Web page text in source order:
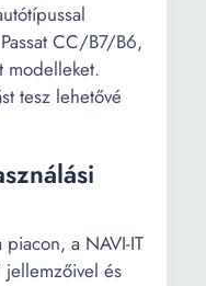
CC/B7/B6,
modelleket.
tesz lehetővé
piacon, a NAVI-IT
és